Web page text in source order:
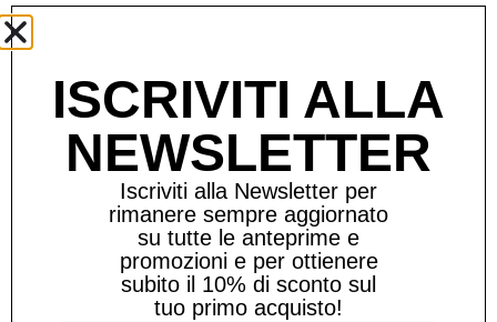
ISCRIVITI ALLA
NEWSLETTER
Iscriviti alla Newsletter per
rimanere sempre aggiornato
su tutte le anteprime e
promozioni e per ottienere
subito il 10% di sconto sul
tuo primo acquisto!